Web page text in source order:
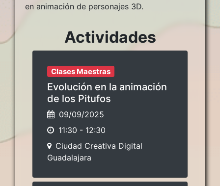
en animación de personajes 3D.
Actividades
Clases Maestras
Evolución en la animación
de los Pitufos
09/09/2025
11:30 - 12:30
Ciudad Creativa Digital
Guadalajara